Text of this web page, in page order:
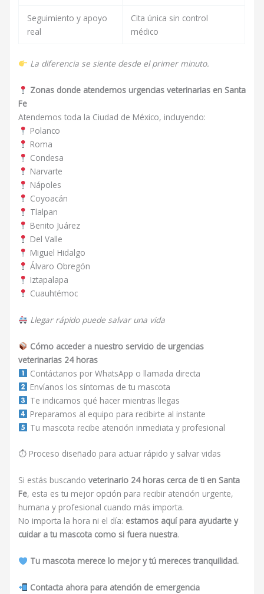
Seguimiento y apoyo
real
Cita única sin control
médico
La diferencia se siente desde el primer minuto.
Zonas donde atendemos urgencias veterinarias en Santa
Fe
Atendemos toda la Ciudad de México, incluyendo:
Polanco
Roma
Condesa
Narvarte
Nápoles
Coyoacán
Tlalpan
Benito Juárez
Del Valle
Miguel Hidalgo
Álvaro Obregón
Iztapalapa
Cuauhtémoc
Llegar rápido puede salvar una vida
Cómo acceder a nuestro servicio de urgencias
veterinarias 24 horas
Contáctanos por WhatsApp o llamada directa
Envíanos los síntomas de tu mascota
Te indicamos qué hacer mientras llegas
Preparamos al equipo para recibirte al instante
Tu mascota recibe atención inmediata y profesional
⏱ Proceso diseñado para actuar rápido y salvar vidas
Si estás buscandoveterinario 24 horas cerca de ti en Santa
Fe, esta es tu mejor opción para recibir atención urgente,
humana y profesional cuando más importa.
No importa la hora ni el día: estamos aquí para ayudarte y
cuidar a tu mascota como si fuera nuestra.
Tu mascota merece lo mejor y tú mereces tranquilidad.
Contacta ahora para atención de emergencia